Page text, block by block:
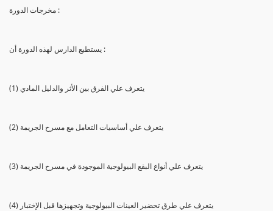
مخرجات الدورة :
يستطيع الدارس لهذه الدورة أن :
(1) يتعرف علي الفرق بين الأثر والدليل المادي
(2) يتعرف علي أساسيات التعامل مع مسرح الجريمة
(3) يتعرف علي أنواع البقع البيولوجية الموجودة في مسرح الجريمة
(4) يتعرف علي طرق تحضير العينات البيولوجية وتجهيزها قبل الإختبار